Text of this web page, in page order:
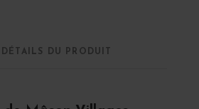
DÉTAILS DU PRODUIT